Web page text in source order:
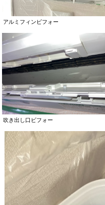
アルミフィンビフォー
吹き出し口ビフォー